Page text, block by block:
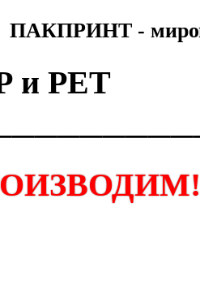
ПАКПРИНТ -
и РЕТ